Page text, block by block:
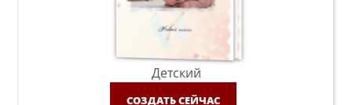
Детский
СОЗДАТЬ СЕЙЧАС